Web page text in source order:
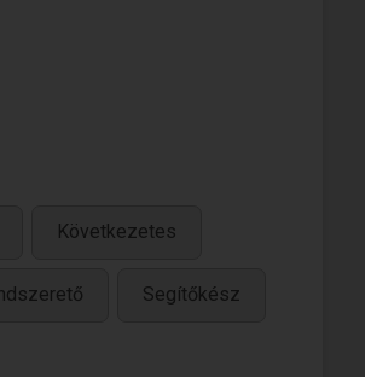
Következetes
Segítőkész